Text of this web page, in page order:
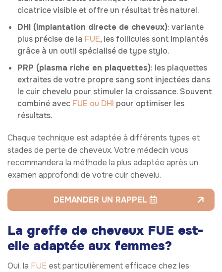
cicatrice visible et offre un résultat très naturel.
DHI (implantation directe de cheveux): variante
plus précise de la FUE, les follicules sont implantés
grâce à un outil spécialisé de type stylo.
PRP (plasma riche en plaquettes): les plaquettes
extraites de votre propre sang sont injectées dans
le cuir chevelu pour stimuler la croissance. Souvent
combiné avec FUE ou DHI pour optimiser les
résultats.
Chaque technique est adaptée à différents types et
stades de perte de cheveux. Votre médecin vous
recommandera la méthode la plus adaptée après un
examen approfondi de votre cuir chevelu.
DEMANDER UN RAPPEL
La greffe de cheveux FUE est-
elle adaptée aux femmes?
Oui, la FUE est particulièrement efficace chez les